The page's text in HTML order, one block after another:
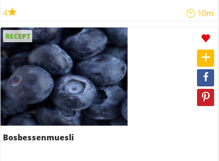
4 10m
RECEPT
Bosbessenmuesli